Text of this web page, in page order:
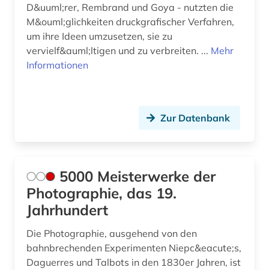
documenta (1)
documenta (kassel) (1)
dokumentation (2)
dom (1)
dom florenz (1)
dorf (1)
drapierung (1)
D&uuml;rer, Rembrand und Goya - nutzten die
M&ouml;glichkeiten druckgrafischer Verfahren,
um ihre Ideen umzusetzen, sie zu
vervielf&auml;ltigen und zu verbreiten. ... Mehr
Informationen
Zur Datenbank
5000 Meisterwerke der
Photographie, das 19.
Jahrhundert
Die Photographie, ausgehend von den
bahnbrechenden Experimenten Niepc&eacute;s,
Daguerres und Talbots in den 1830er Jahren, ist